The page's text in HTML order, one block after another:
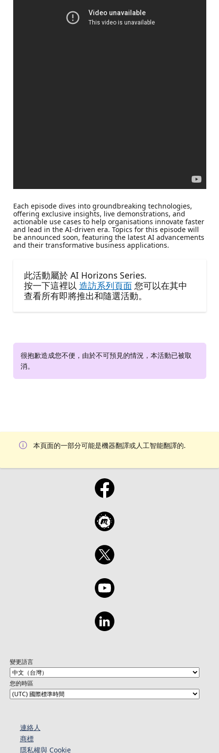
Each episode dives into groundbreaking technologies,
offering exclusive insights, live demonstrations, and
actionable use cases to help organisations innovate faster
and lead in the AI-driven era. Topics for this episode will
be announced soon, featuring the latest AI advancements
and their transformative business applications.
此活動屬於 AI Horizons Series.
按一下這裡以 造訪系列頁面您可以在其中
查看所有即將推出和隨選活動。
很抱歉造成您不便，由於不可預見的情況，本活動已被取
消。
本頁面的一部分可能是機器翻譯或人工智能翻譯的.
變更語言
您的時區
連絡人​​
商標
隱私權與 Cookie